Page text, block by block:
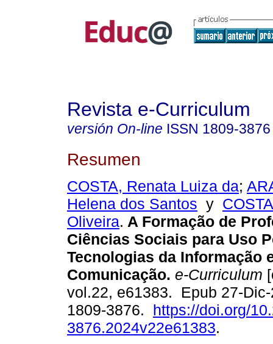
Revista e-Curriculum
versión On-line ISSN 1809-3876
Resumen
COSTA, Renata Luiza da;
Helena dos Santos y
Oliveira. A Formação de
Ciências Sociais para Uso
Tecnologias da Informação
Comunicação. e-Curriculum
vol.22, e61383. Epub 27-
1809-3876. https://doi.org/
3876.2024v22e61383.